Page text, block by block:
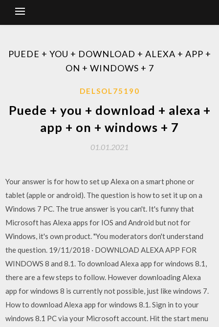
PUEDE + YOU + DOWNLOAD + ALEXA + APP +
ON + WINDOWS + 7
DELSOL75190
Puede + you + download + alexa +
app + on + windows + 7
01.01.2021
Your answer is for how to set up Alexa on a smart phone or
tablet (apple or android). The question is how to set it up on a
Windows 7 PC. The true answer is you can't. It's funny that
Microsoft has Alexa apps for IOS and Android but not for
Windows, it's own product. "You moderators don't understand
the question. 19/11/2018 · DOWNLOAD ALEXA APP FOR
WINDOWS 8 and 8.1. To download Alexa app for windows 8.1,
there are a few steps to follow. However downloading Alexa
app for windows 8 is currently not possible, just like windows 7.
How to download Alexa app for windows 8.1. Sign in to your
windows 8.1 PC via your Microsoft account. Hit the start menu